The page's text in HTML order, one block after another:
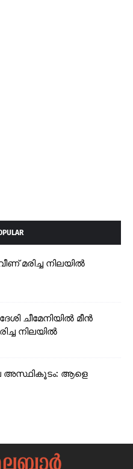
മരിച്ച നിലയിൽ
ചീമേനിയിൽ മീൻ
നിലയിൽ
അസ്ഥികൂടം: ആളെ